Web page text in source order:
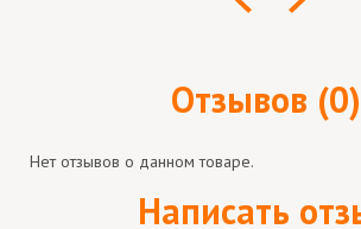
Отзывов (0)
Нет отзывов о данном товаре.
Написать